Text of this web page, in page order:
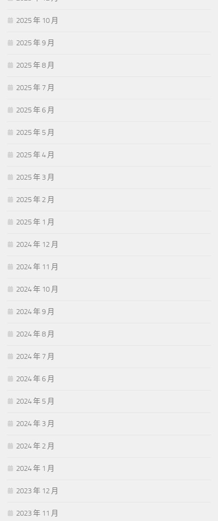
2025 年 10 月
2025 年 9 月
2025 年 8 月
2025 年 7 月
2025 年 6 月
2025 年 5 月
2025 年 4 月
2025 年 3 月
2025 年 2 月
2025 年 1 月
2024 年 12 月
2024 年 11 月
2024 年 10 月
2024 年 9 月
2024 年 8 月
2024 年 7 月
2024 年 6 月
2024 年 5 月
2024 年 3 月
2024 年 2 月
2024 年 1 月
2023 年 12 月
2023 年 11 月